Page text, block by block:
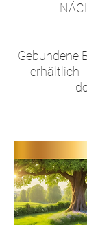
Gebundene
erhältlich